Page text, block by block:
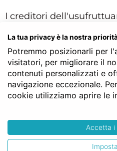
I creditori
offrire il risarcimento
per l'avvenire.
Struttura gerarchica per
Codice Civile
LIBRO TERZO - Della
Capo I - Dell’usufrutto
Sezione IV - Estinzione
La tua privacy è la nostra
Potremmo posizionarli per
visitatori, per migliorare il
contenuti personalizzati e
navigazione eccezionale.
cookie utilizziamo aprire le
Accetta i